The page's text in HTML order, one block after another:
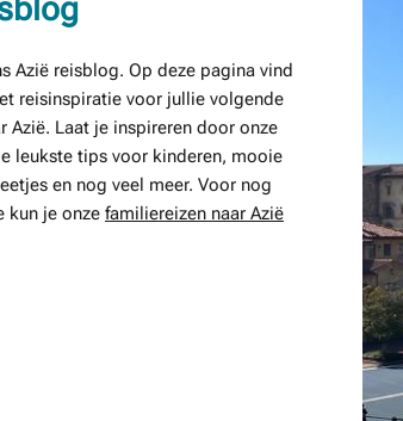
Azië reisblog. Op deze pagina vind
reisinspiratie voor jullie volgende
Azië. Laat je inspireren door onze
leukste tips voor kinderen, mooie
en nog veel meer. Voor nog
kun je onze familiereizen naar Azië